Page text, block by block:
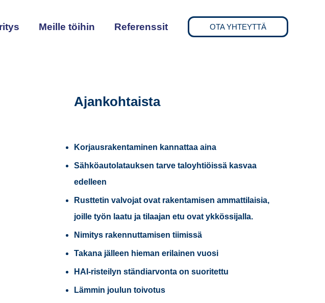
Meille töihin Referenssit OTA YHTEYTTÄ
Ajankohtaista
Korjausrakentaminen kannattaa aina
Sähköautolatauksen tarve taloyhtiöissä kasvaa
edelleen
Rusttetin valvojat ovat rakentamisen ammattilaisia,
joille työn laatu ja tilaajan etu ovat ykkössijalla.
Nimitys rakennuttamisen tiimissä
Takana jälleen hieman erilainen vuosi
HAI-risteilyn ständiarvonta on suoritettu
Lämmin joulun toivotus